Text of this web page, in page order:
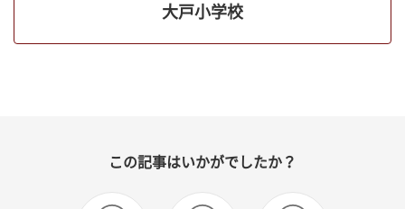
大戸小学校
この記事はいかがでしたか？